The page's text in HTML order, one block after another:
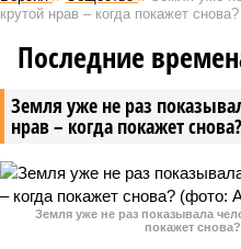
крутой нрав – когда покажет снова?
Земля уже не раз
нрав – когда покажет снова?
Последние
Земля уже не раз показывала
покажет